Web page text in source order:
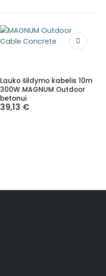
Lauko šildymo kabelis 10m
300W MAGNUM Outdoor
betonui
39,13 €